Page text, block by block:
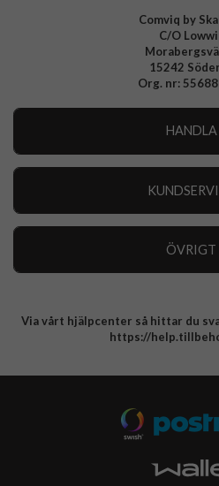
Comviq by
C/O
15242
Org. nr:
HANDLA
ÖVRIGT
Integritetspolicy
Via vårt hjälpcenter så hittar du
https://